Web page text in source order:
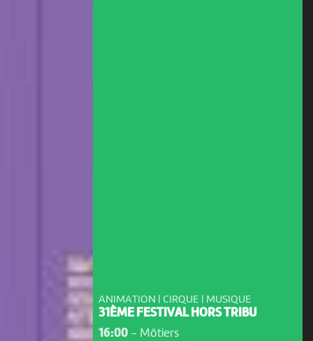
ANIMATION | CIRQUE | MUSIQUE
31ÈME FESTIVAL HORS TRIBU
16:00- Môtiers